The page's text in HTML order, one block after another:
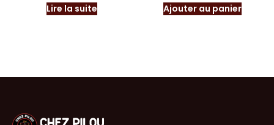
Lire la suite Ajouter au panier